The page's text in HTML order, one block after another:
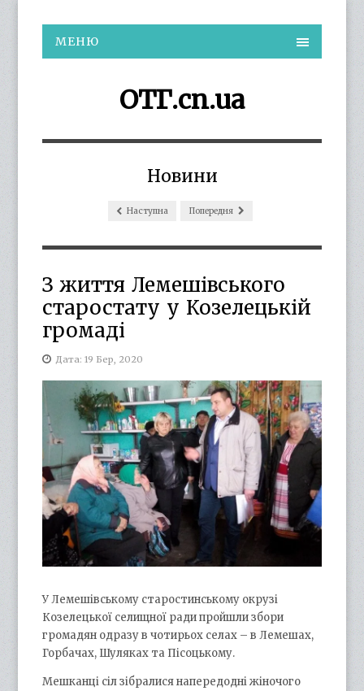
МЕНЮ
ОТГ.cn.ua
Новини
Наступна Попередня
З життя Лемешівського
старостату у Козелецькій
громаді
Дата: 19 Бер, 2020
У Лемешівському старостинському окрузі
Козелецької селищної ради пройшли збори
громадян одразу в чотирьох селах – в Лемешах,
Горбачах, Шуляках та Пісоцькому.
Мешканці сіл зібралися напередодні жіночого